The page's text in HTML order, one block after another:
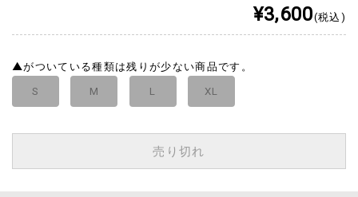
¥3,600(税込)
▲がついている種類は残りが少ない商品です。
S M L XL
売り切れ